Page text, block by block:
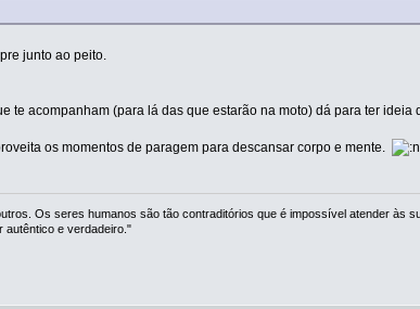
junto ao peito.
te acompanham (para lá das que estarão na moto) dá para ter ideia
os momentos de paragem para descansar corpo e mente.
Os seres humanos são tão contraditórios que é impossível atender às
autêntico e verdadeiro."